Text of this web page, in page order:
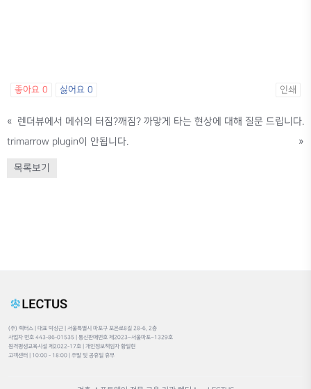
좋아요 0 싫어요 0 인쇄
« 렌더뷰에서 메쉬의 터짐?깨짐? 까맣게 타는 현상에 대해 질문 드립니다.
trimarrow plugin이 안됩니다.
»
목록보기